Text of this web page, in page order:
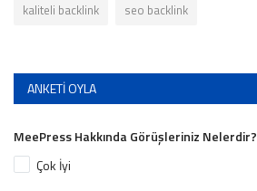
kaliteli backlink seo backlink
ANKETI OYLA
MeePress Hakkında Görüşleriniz Nelerdir?
Çok İyi